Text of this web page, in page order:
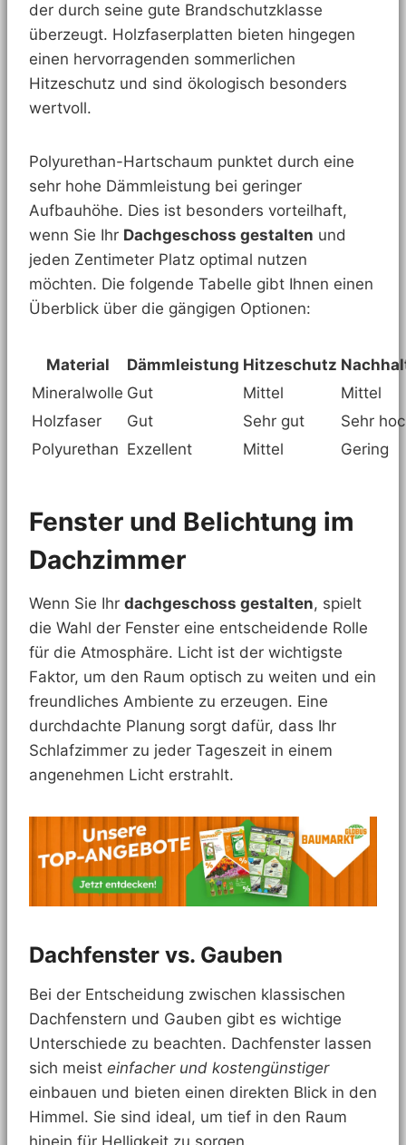
der durch seine gute Brandschutzklasse
überzeugt. Holzfaserplatten bieten hingegen
einen hervorragenden sommerlichen
Hitzeschutz und sind ökologisch besonders
wertvoll.
Polyurethan-Hartschaum punktet durch eine
sehr hohe Dämmleistung bei geringer
Aufbauhöhe. Dies ist besonders vorteilhaft,
wenn Sie Ihr Dachgeschoss gestalten und
jeden Zentimeter Platz optimal nutzen
möchten. Die folgende Tabelle gibt Ihnen einen
Überblick über die gängigen Optionen:
Material Dämmleistung Hitzeschutz
Mineralwolle Gut Mittel
Mittel
Holzfaser
Gut Sehr gut
Sehr
Polyurethan Exzellent Mittel Gering
Fenster und Belichtung im
Dachzimmer
Wenn Sie Ihr dachgeschoss gestalten, spielt
die Wahl der Fenster eine entscheidende Rolle
für die Atmosphäre. Licht ist der wichtigste
Faktor, um den Raum optisch zu weiten und ein
freundliches Ambiente zu erzeugen. Eine
durchdachte Planung sorgt dafür, dass Ihr
Schlafzimmer zu jeder Tageszeit in einem
angenehmen Licht erstrahlt.
Dachfenster vs. Gauben
Bei der Entscheidung zwischen klassischen
Dachfenstern und Gauben gibt es wichtige
Unterschiede zu beachten. Dachfenster lassen
sich meist einfacher und kostengünstiger
einbauen und bieten einen direkten Blick in den
Himmel. Sie sind ideal, um tief in den Raum